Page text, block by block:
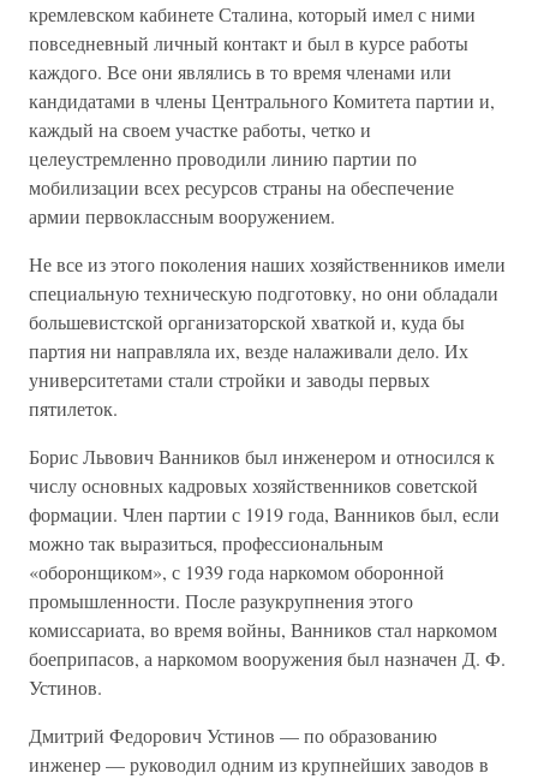
кремлевском кабинете Сталина, который имел с ними
повседневный личный контакт и был в курсе работы
каждого. Все они являлись в то время членами или
кандидатами в члены Центрального Комитета партии и,
каждый на своем участке работы, четко и
целеустремленно проводили линию партии по
мобилизации всех ресурсов страны на обеспечение
армии первоклассным вооружением.
Не все из этого поколения наших хозяйственников имели
специальную техническую подготовку, но они обладали
большевистской организаторской хваткой и, куда бы
партия ни направляла их, везде налаживали дело. Их
университетами стали стройки и заводы первых
пятилеток.
Борис Львович Ванников был инженером и относился к
числу основных кадровых хозяйственников советской
формации. Член партии с 1919 года, Ванников был, если
можно так выразиться, профессиональным
«оборонщиком», с 1939 года наркомом оборонной
промышленности. После разукрупнения этого
комиссариата, во время войны, Ванников стал наркомом
боеприпасов, а наркомом вооружения был назначен Д. Ф.
Устинов.
Дмитрий Федорович Устинов — по образованию
инженер — руководил одним из крупнейших заводов в